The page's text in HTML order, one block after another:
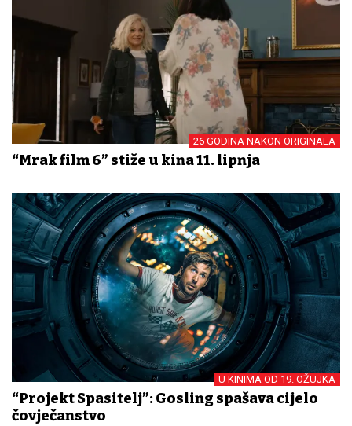
26 GODINA NAKON ORIGINALA
“Mrak film 6” stiže u kina 11. lipnja
U KINIMA OD 19. OŽUJKA
“Projekt Spasitelj”: Gosling spašava cijelo
čovječanstvo